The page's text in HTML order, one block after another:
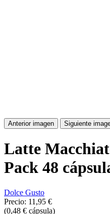
Anterior imagen Siguiente
Latte
Pack 48
Dolce Gusto
Precio: 11,95 €
(0,48 € cápsula)